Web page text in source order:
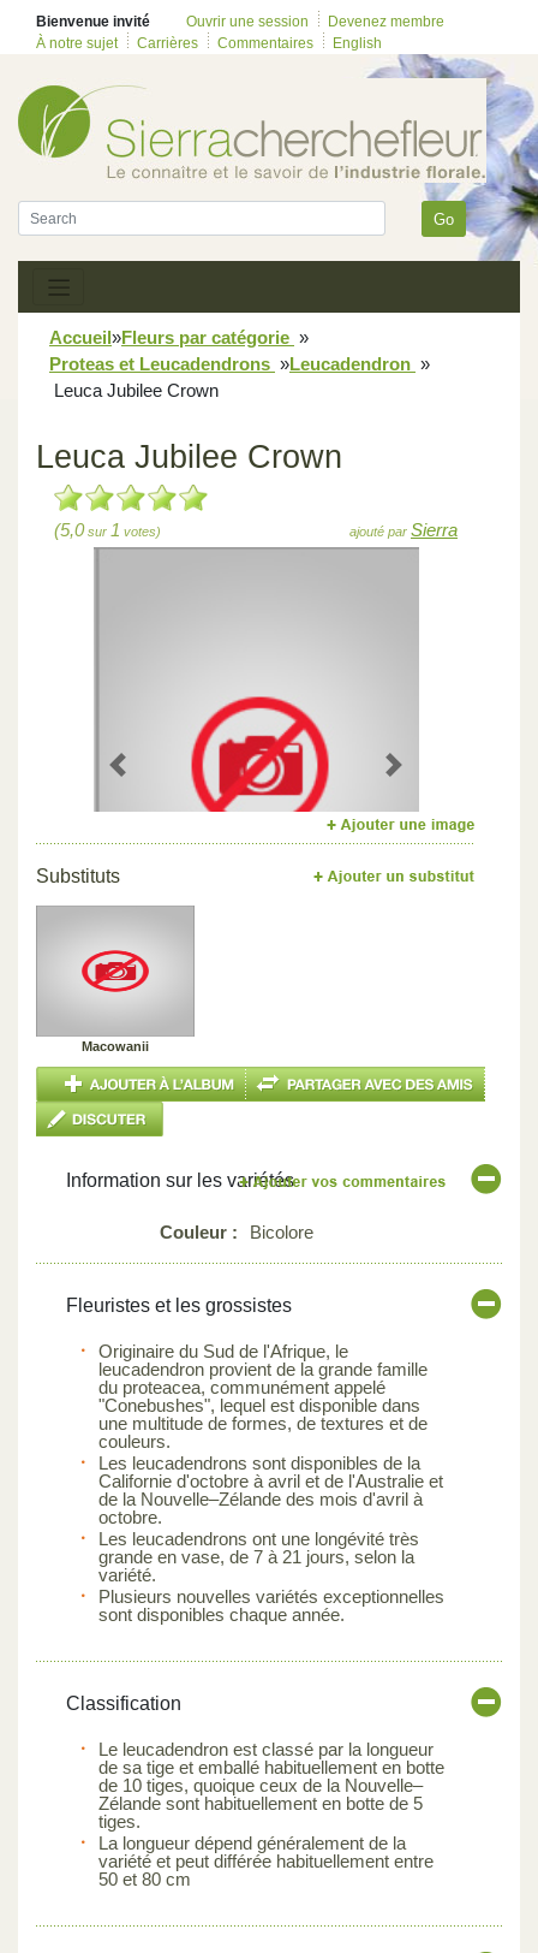
Bienvenue invité Ouvrir une session
Devenez membre
À notre sujet
Carrières Commentaires English
Go
Accueil»Fleurs par catégorie »
Proteas et Leucadendrons »Leucadendron »
Leuca Jubilee Crown
Leuca Jubilee Crown
(5,0sur 1 votes) ajouté par Sierra
Previous Next
Substituts
Macowanii
Information sur les variétés
Couleur : Bicolore
Fleuristes et les grossistes
Originaire du Sud de l'Afrique, le
leucadendron provient de la grande famille
du proteacea, communément appelé
"Conebushes", lequel est disponible dans
une multitude de formes, de textures et de
couleurs.
Les leucadendrons sont disponibles de la
Californie d'octobre à avril et de l'Australie et
de la Nouvelle–Zélande des mois d'avril à
octobre.
Les leucadendrons ont une longévité très
grande en vase, de 7 à 21 jours, selon la
variété.
Plusieurs nouvelles variétés exceptionnelles
sont disponibles chaque année.
Classification
Le leucadendron est classé par la longueur
de sa tige et emballé habituellement en botte
de 10 tiges, quoique ceux de la Nouvelle–
Zélande sont habituellement en botte de 5
tiges.
La longueur dépend généralement de la
variété et peut différée habituellement entre
50 et 80 cm